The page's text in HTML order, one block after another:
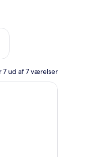
aug. 14 - aug. 16
7 ud af 7 værelser
med en stor seng, et